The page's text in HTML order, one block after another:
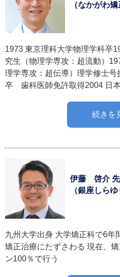
（なかがわ矯
1973 東京理科大学物理学科卒
究生（物理学専攻：超流動）
理学専攻：超伝導）理学修士
卒 歯科医師免許取得2004 日
続きを
伊藤 啓介
（銀座しら
九州大学出身 大学矯正科で6年
矯正治療にたずさわる 現在、
ン100％で行う